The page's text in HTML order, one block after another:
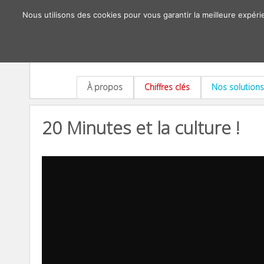
À propos Chiffres clés Nos solutions
20 Minutes et la culture !
Nous utilisons des cookies pour vous garantir la meilleure